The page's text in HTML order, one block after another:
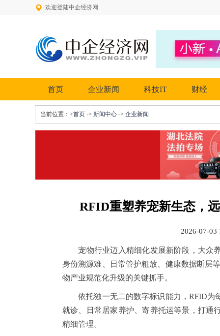
欢迎登陆中企经济网
首页 企业新闻 科技IT 财经
当前位置： >首页 -> 新闻中心 -> 企业新闻
RFID重塑养宠新生态，
2026-07-03
宠物行业迈入精细化发展新阶段，大众养
身份溯源难、日常管护粗放、健康数据断层
物产业规范化升级的关键抓手。
依托独一无二的数字标识能力，RFID为
就诊、日常居家养护、寄养托运等景，打通
精细管理。